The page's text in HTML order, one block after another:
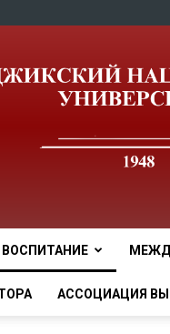
tnu
ВОСПИТАНИЕ
АССОЦИАЦИЯ